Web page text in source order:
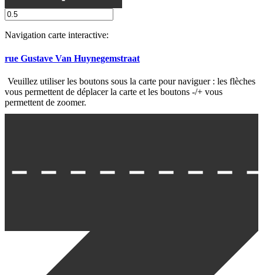
rue Thomaesstraat
Chaussée de Wemmel /
Wemmelsesteenweg
Navigation carte interactive:
rue Gustave Van Huynegemstraat
Veuillez utiliser les boutons sous la carte pour naviguer : les flèches
vous permettent de déplacer la carte et les boutons -/+ vous
permettent de zoomer.